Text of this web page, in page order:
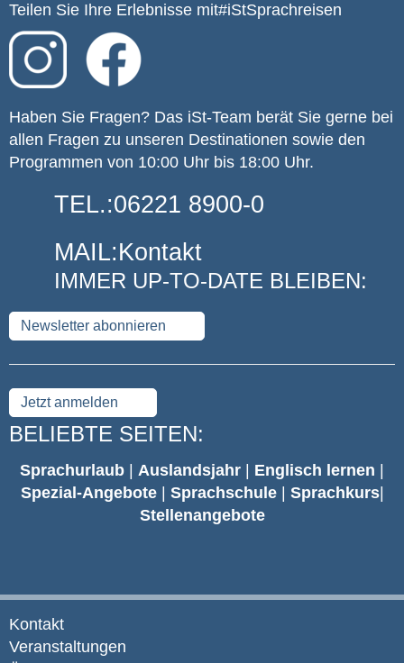
Teilen Sie Ihre Erlebnisse mit#iStSprachreisen
Haben Sie Fragen? Das iSt-Team berät Sie gerne bei
allen Fragen zu unseren Destinationen sowie den
Programmen von 10:00 Uhr bis 18:00 Uhr.
TEL.:06221 8900-0
MAIL:Kontakt
IMMER UP-TO-DATE BLEIBEN:
Newsletter abonnieren
Jetzt anmelden
BELIEBTE SEITEN:
Sprachurlaub Auslandsjahr Englisch lernen
Spezial-Angebote| Sprachschule Sprachkurs|
Stellenangebote
Kontakt
Veranstaltungen